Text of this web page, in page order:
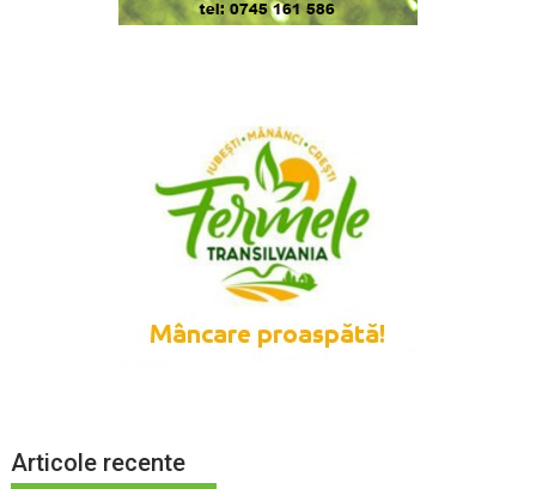
Articole recente